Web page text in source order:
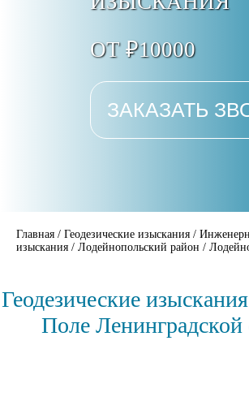
ОТ ₽10000
ЗАКАЗАТЬ
Главная / Геодезические изыскания /
изыскания / Лодейнопольский район /
Геодезические
Поле Ленинградской